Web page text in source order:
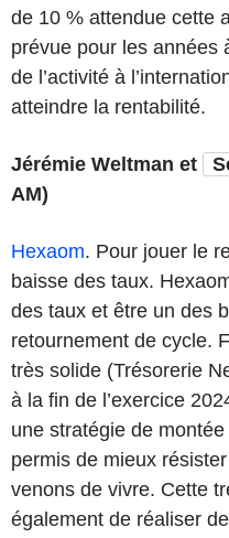
de 10 % attendue cette
prévue pour les années
de l’activité à
atteindre la rentabilité.
Jérémie Weltman et
AM)
Hexaom. Pour jouer le
baisse des taux.
des taux et être un des
retournement de cycle.
très solide (Trésorerie
à la fin de l’exercice
une stratégie de
permis de mieux
venons de vivre. Cette
également de réaliser